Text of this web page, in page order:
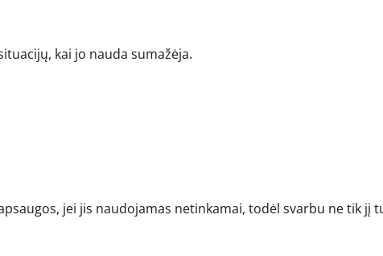
kai jo nauda sumažėja.
jei jis naudojamas netinkamai, todėl svarbu ne tik jį